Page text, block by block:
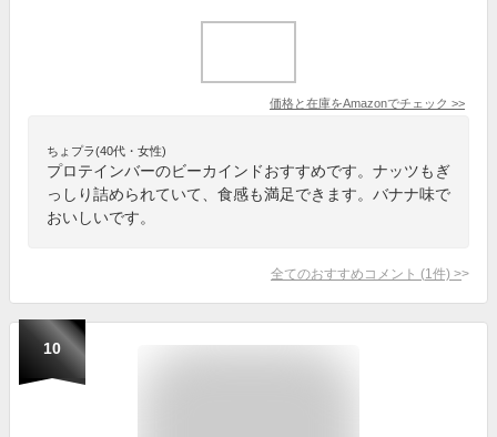
価格と在庫をAmazonでチェック >>
ちょプラ(40代・女性)
プロテインバーのビーカインドおすすめです。ナッツもぎ
っしり詰められていて、食感も満足できます。バナナ味で
おいしいです。
全てのおすすめコメント (1 件) >
10